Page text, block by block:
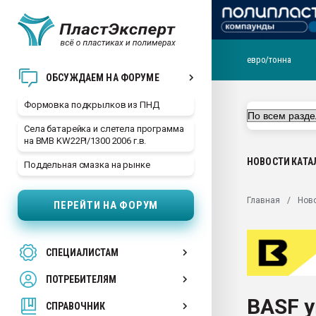
ОБСУЖДАЕМ НА ФОРУМЕ
Формовка подкрылков из ПНД
Села батарейка и слетела программа
на BMB KW22PI/1300 2006 г.в.
Поддельная смазка на рынке
ПЕРЕЙТИ НА ФОРУМ
СПЕЦИАЛИСТАМ
ПОТРЕБИТЕЛЯМ
СПРАВОЧНИК
29.07.2026 ФРП помог
Вакуум-формовочные
28.07.2026
первый план в
пластмасс
ситуацией на
евро/тонна
НОВОСТИ
Главная
BASF